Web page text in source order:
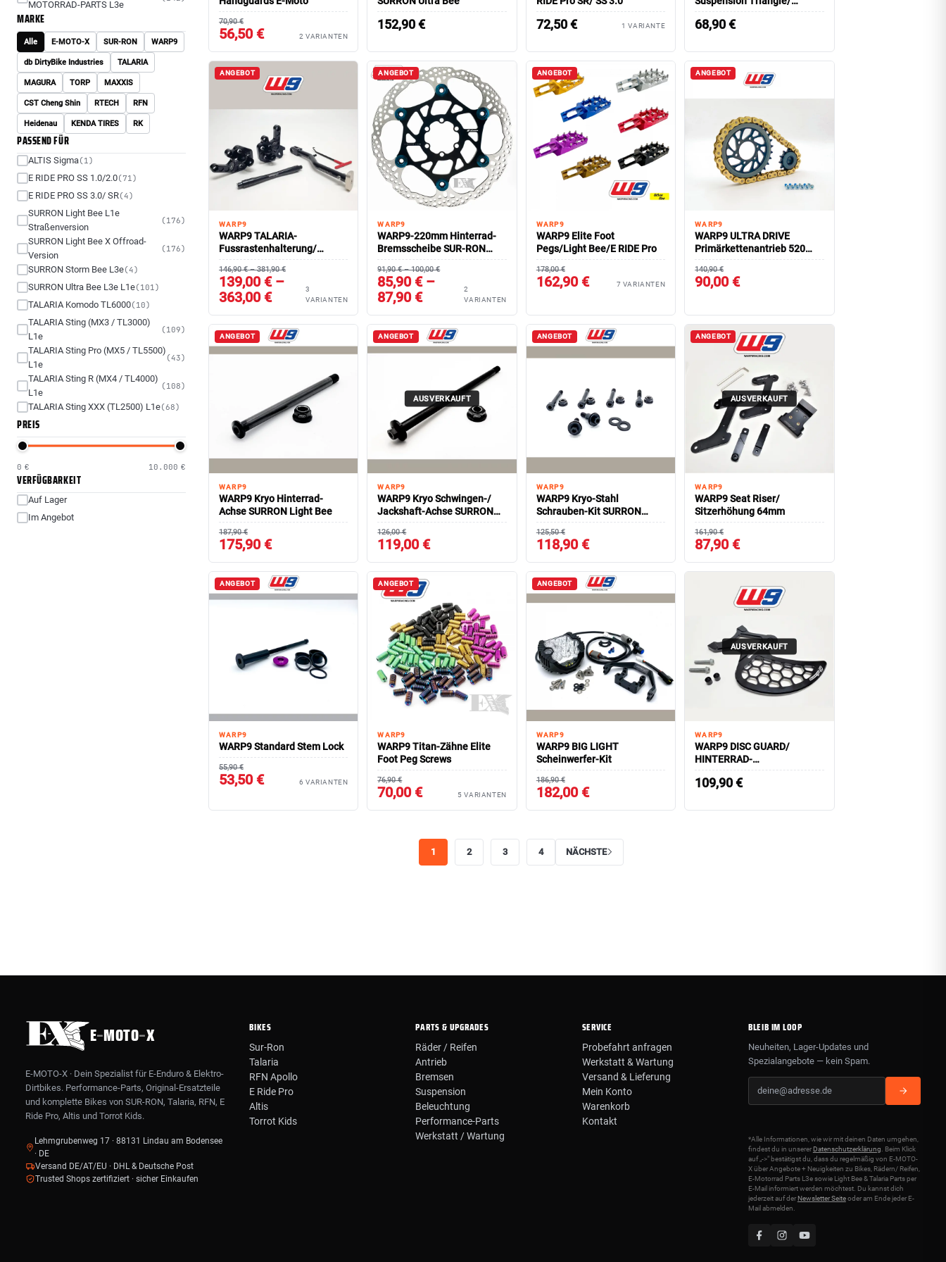
MOTORRAD-PARTS L3e
MARKE
Alle E-MOTO-X SUR-RON WARP9
db DirtyBike Industries TALARIA
MAGURA TORP MAXXIS
CST Cheng Shin RTECH RFN
Heidenau KENDA TIRES RK
PASSEND FÜR
ALTIS Sigma(1)
E RIDE PRO SS 1.0/2.0(71)
E RIDE PRO SS 3.0/ SR(4)
SURRON Light Bee L1e
Straßenversion
(176)
SURRON Light Bee X Offroad-
Version
(176)
SURRON Storm Bee L3e(4)
SURRON Ultra Bee L3e L1e(101)
TALARIA Komodo TL6000(10)
TALARIA Sting (MX3 / TL3000)
L1e
(109)
TALARIA Sting Pro (MX5 / TL5500)
L1e
(43)
TALARIA Sting R (MX4 / TL4000)
L1e
(108)
TALARIA Sting XXX (TL2500) L1e(68)
PREIS
0 € 10.000 €
VERFÜGBARKEIT
Auf Lager
Im Angebot
70,90 €
56,50 € 2 VARIANTEN
152,90€ 72,50€ 1 VARIANTE
SURRON Ultra Bee
68,90€
ANGEBOT
WARP9
WARP9 TALARIA-
Fussrastenhalterung/
Seitenständer verstellbar
146,90 € – 381,90 €
139,00 € –
363,00 €
3
VARIANTEN
ANGEBOT
WARP9
WARP9-220mm Hinterrad-
Bremsscheibe SUR-RON
Light Bee/ E-Ride Pro
91,90 € – 100,00 €
85,90 € –
87,90 €
2
VARIANTEN
ANGEBOT
WARP9
WARP9 Elite Foot
Pegs/Light Bee/E RIDE Pro
178,00 €
162,90 € 7 VARIANTEN
ANGEBOT
WARP9
WARP9 ULTRA DRIVE
Primärkettenantrieb 520
Ultra Bee
140,90 €
90,00 €
ANGEBOT
WARP9
WARP9 Kryo Hinterrad-
Achse SURRON Light Bee
187,90 €
175,90 €
ANGEBOT
AUSVERKAUFT
WARP9
WARP9 Kryo Schwingen-/
Jackshaft-Achse SURRON
Light Bee
126,00 €
119,00 €
ANGEBOT
WARP9
WARP9 Kryo-Stahl
Schrauben-Kit SURRON
Linkage/ Triangle
125,50 €
118,90 €
ANGEBOT
AUSVERKAUFT
WARP9
WARP9 Seat Riser/
Sitzerhöhung 64mm
161,90 €
87,90 €
ANGEBOT
WARP9
WARP9 Standard Stem Lock
55,90 €
53,50 € 6 VARIANTEN
ANGEBOT
WARP9
WARP9 Titan-Zähne Elite
Foot Peg Screws
76,90 €
70,00 € 5 VARIANTEN
ANGEBOT
WARP9
WARP9 BIG LIGHT
Scheinwerfer-Kit
186,90 €
182,00 €
AUSVERKAUFT
WARP9
WARP9 DISC GUARD/
HINTERRAD-
BREMSSCHEIBENSCHUTZ
109,90€
1 2 3 4 NÄCHSTE
E–MOTO–X
E-MOTO-X · Dein Spezialist für E-Enduro & Elektro-
Dirtbikes. Performance-Parts, Original-Ersatzteile
und komplette Bikes von SUR-RON, Talaria, RFN, E
Ride Pro, Altis und Torrot Kids.
Lehmgrubenweg 17 · 88131 Lindau am Bodensee
· DE
Versand DE/AT/EU · DHL & Deutsche Post
Trusted Shops zertifiziert · sicher Einkaufen
BIKES
Sur-Ron
Talaria
RFN Apollo
E Ride Pro
Altis
Torrot Kids
PARTS & UPGRADES
Räder / Reifen
Antrieb
Bremsen
Suspension
Beleuchtung
Performance-Parts
Werkstatt / Wartung
SERVICE
Probefahrt anfragen
Werkstatt & Wartung
Versand & Lieferung
Mein Konto
Warenkorb
Kontakt
BLEIB IM LOOP
Neuheiten, Lager-Updates und
Spezialangebote — kein Spam.
*Alle Informationen, wie wir mit deinen Daten umgehen,
findest du in unserer Datenschutzerklärung . Beim Klick
auf „->" bestätigst du, dass du regelmäßig von E-MOTO-
X über Angebote + Neuigkeiten zu Bikes, Rädern/ Reifen,
E-Motorrad Parts L3e sowie Light Bee & Talaria Parts per
E-Mail informiert werden möchtest. Du kannst dich
jederzeit auf der Newsletter Seiteoder am Ende jeder E-
Mail abmelden.